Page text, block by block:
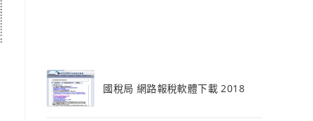
國稅局 網路報稅軟體下載 2018